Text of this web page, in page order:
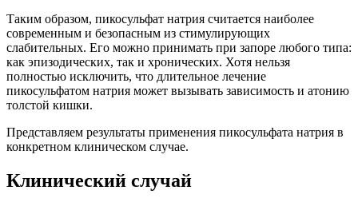
Таким образом, пикосульфат натрия считается наиболее
современным и безопасным из стимулирующих
слабительных. Его можно принимать при запоре любого типа:
как эпизодических, так и хронических. Хотя нельзя
полностью исключить, что длительное лечение
пикосульфатом натрия может вызывать зависимость и атонию
толстой кишки.
Представляем результаты применения пикосульфата натрия в
конкретном клиническом случае.
Клинический случай